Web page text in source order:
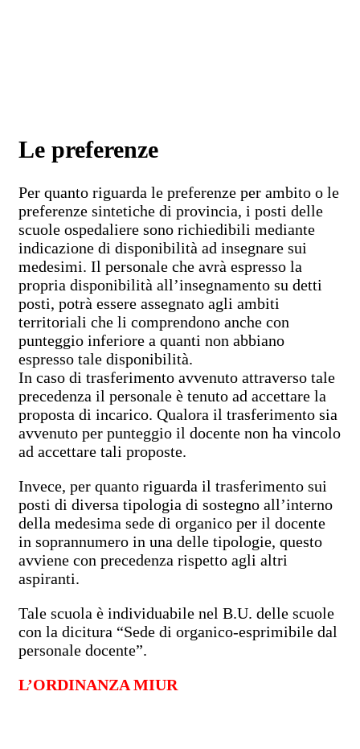
Le preferenze
Per quanto riguarda le preferenze per ambito o le
preferenze sintetiche di provincia, i posti delle
scuole ospedaliere sono richiedibili mediante
indicazione di disponibilità ad insegnare sui
medesimi. Il personale che avrà espresso la
propria disponibilità all’insegnamento su detti
posti, potrà essere assegnato agli ambiti
territoriali che li comprendono anche con
punteggio inferiore a quanti non abbiano
espresso tale disponibilità.
In caso di trasferimento avvenuto attraverso tale
precedenza il personale è tenuto ad accettare la
proposta di incarico. Qualora il trasferimento sia
avvenuto per punteggio il docente non ha vincolo
ad accettare tali proposte.
Invece, per quanto riguarda il trasferimento sui
posti di diversa tipologia di sostegno all’interno
della medesima sede di organico per il docente
in soprannumero in una delle tipologie, questo
avviene con precedenza rispetto agli altri
aspiranti.
Tale scuola è individuabile nel B.U. delle scuole
con la dicitura “Sede di organico-esprimibile dal
personale docente”.
L’ORDINANZA MIUR